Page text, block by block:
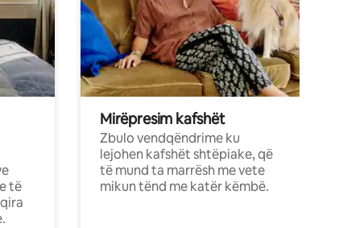
të
Mirëpresim kafshët
Zbulo vendqëndrime ku
lejohen kafshët shtëpiake, që
të mund ta marrësh me vete
mikun tënd me katër këmbë.